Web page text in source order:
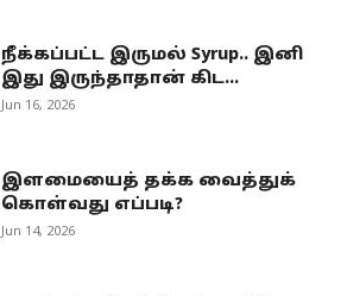
நீக்கப்பட்ட இருமல் Syrup.. இனி
இது இருந்தாதான் கிட...
Jun 16, 2026
இளமையைத் தக்க வைத்துக்
கொள்வது எப்படி?
Jun 14, 2026